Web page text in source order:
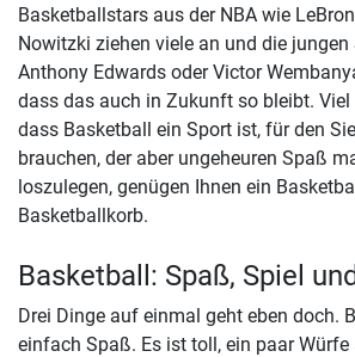
Basketballstars aus der NBA wie
Nowitzki ziehen viele an und die jungen
Anthony Edwards oder Victor
dass das auch in Zukunft so bleibt. Viel
dass Basketball ein Sport ist, für den
brauchen, der aber ungeheuren Spaß
loszulegen, genügen Ihnen ein
Basketballkorb.
Basketball: Spaß, Spiel
Drei Dinge auf einmal geht eben doch.
einfach Spaß. Es ist toll, ein paar Würfe